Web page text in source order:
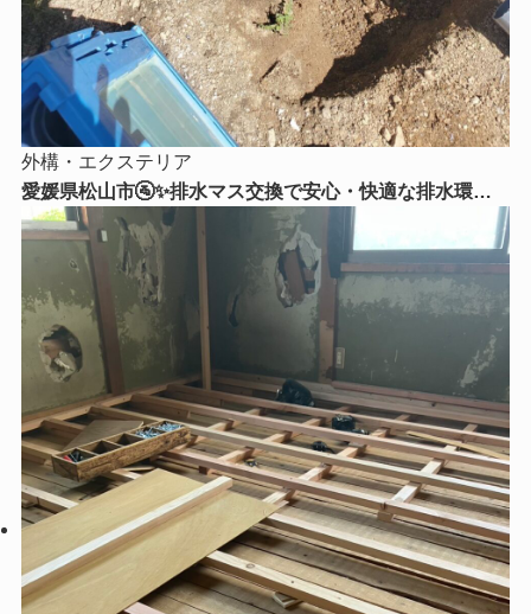
外構・エクステリア
愛媛県松山市🚰✨排水マス交換で安心・快適な排水環境
へ！古くなった排水マスを新しく交換しました✨🔧